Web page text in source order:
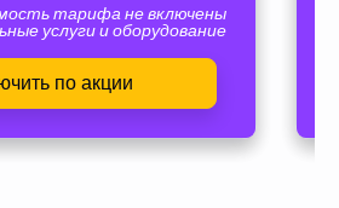
тарифа не включены
услуги и оборудование
по акции